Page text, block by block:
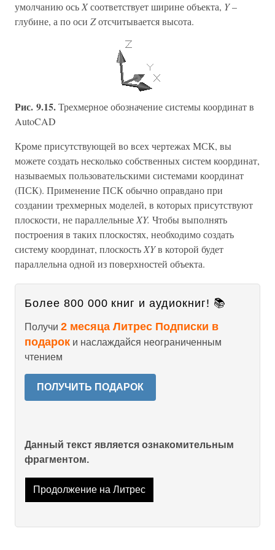
умолчанию ось Xсоответствует ширине объекта, Y–
глубине, а по оси Zотсчитывается высота.
Рис. 9.15.Трехмерное обозначение системы координат в
AutoCAD
Кроме присутствующей во всех чертежах МСК, вы
можете создать несколько собственных систем координат,
называемых пользовательскими системами координат
(ПСК). Применение ПСК обычно оправдано при
создании трехмерных моделей, в которых присутствуют
плоскости, не параллельные XY. Чтобы выполнять
построения в таких плоскостях, необходимо создать
систему координат, плоскость XYв которой будет
параллельна одной из поверхностей объекта.
Более 800 000 книг и аудиокниг! 📚
Получи 2 месяца Литрес Подписки в
подарок и наслаждайся неограниченным
чтением
ПОЛУЧИТЬ ПОДАРОК
Данный текст является ознакомительным
фрагментом.
Продолжение на Литрес